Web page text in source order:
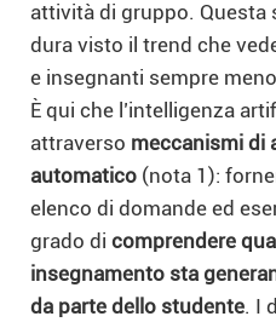
attività di gruppo. Questa
dura visto il trend che
e insegnanti sempre
È qui che l’intelligenza
attraverso meccanismi di
automatico (nota 1):
elenco di domande ed
grado di comprendere
insegnamento sta
da parte dello studente. I